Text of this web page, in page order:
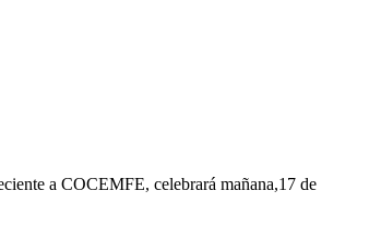
a COCEMFE, celebrará mañana,17 de